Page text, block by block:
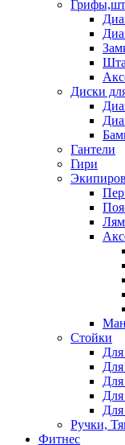
Диски
Гантели
Гири
Стойки
Для
Для
Для
Для
Ручки,
Фитнес